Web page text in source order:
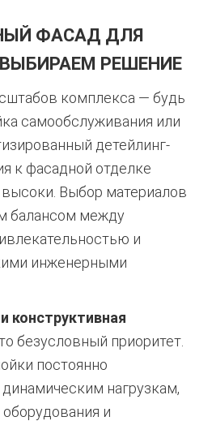
ФАСАД ДЛЯ
РЕШЕНИЕ
комплекса — будь
самообслуживания или
детейлинг-
к фасадной отделке
Выбор материалов
балансом между
и
инженерными
конструктивная
безусловный приоритет.
постоянно
динамическим нагрузкам,
и